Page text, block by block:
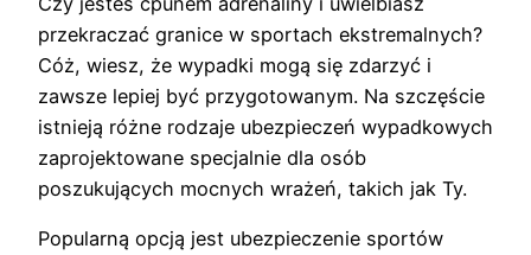
przekraczać granice w sportach ekstremalnych?
Cóż, wiesz, że wypadki mogą się zdarzyć i
zawsze lepiej być przygotowanym. Na szczęście
istnieją różne rodzaje ubezpieczeń wypadkowych
zaprojektowane specjalnie dla osób
poszukujących mocnych wrażeń, takich jak Ty.
Popularną opcją jest ubezpieczenie sportów